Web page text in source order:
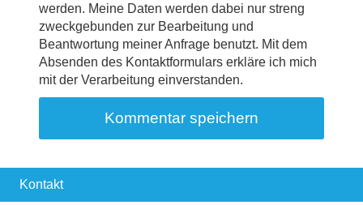
werden. Meine Daten werden dabei nur streng
zweckgebunden zur Bearbeitung und
Beantwortung meiner Anfrage benutzt. Mit dem
Absenden des Kontaktformulars erkläre ich mich
mit der Verarbeitung einverstanden.
Kontakt